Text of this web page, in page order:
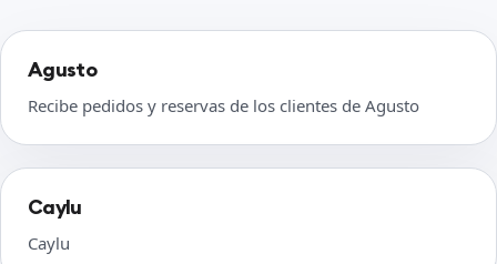
Agusto
Recibe pedidos y reservas de los clientes de Agusto
Caylu
Caylu